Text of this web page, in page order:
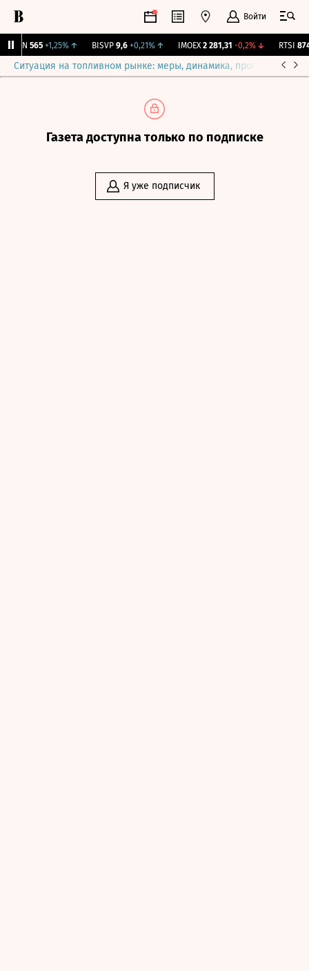
Войти
565 +1,25%↑ BISVP 9,6 +0,21% ↑ IMOEX 2 281,31 -0,2%↓ RTSI
Ситуация на топливном рынке: меры, динамика, прогнозы
Газета доступна только по подписке
Я уже подписчик